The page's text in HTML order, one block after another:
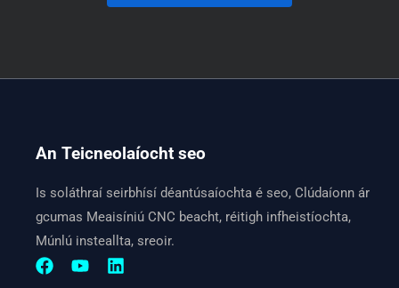
An Teicneolaíocht seo
Is soláthraí seirbhísí déantúsaíochta é seo, Clúdaíonn ár
gcumas Meaisíniú CNC beacht, réitigh infheistíochta,
Múnlú insteallta, sreoir.